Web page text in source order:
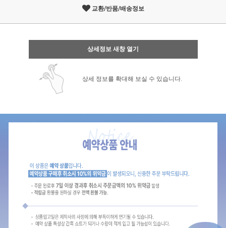
교환/반품/배송정보
상세정보 새창 열기
상세 정보를 확대해 보실 수 있습니다.